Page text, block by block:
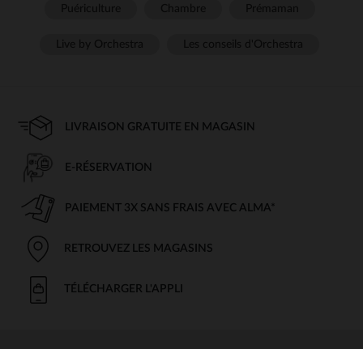
LIVRAISON GRATUITE EN MAGASIN
E-RÉSERVATION
PAIEMENT 3X SANS FRAIS AVEC ALMA*
RETROUVEZ LES MAGASINS
TÉLÉCHARGER L'APPLI